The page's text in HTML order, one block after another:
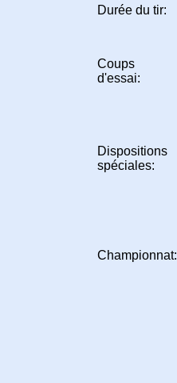
Durée du tir:
Coups
d'essai:
Dispositions
spéciales:
Championnat: